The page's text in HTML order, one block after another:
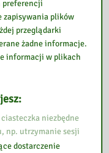
preferencji
zapisywania plików
przeglądarki
żadne informacje.
informacji w plikach
niezbędne
np. utrzymanie sesji
dostarczenie